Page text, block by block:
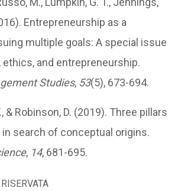
Entrepreneurship as a
multiple goals: A special issue
ethics, and entrepreneurship.
Studies, 53(5), 673-694.
& Robinson, D. (2019). Three pillars
search of conceptual origins.
, 14, 681-695.